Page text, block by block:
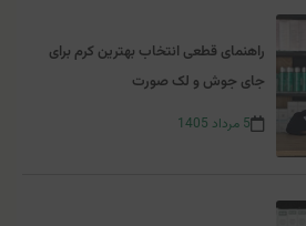
ضربه یا آسیب به سر ایجاد شود.
راهنمای قطعی انتخاب بهترین کرم برای
جای جوش و لک صورت
5 مرداد 1405